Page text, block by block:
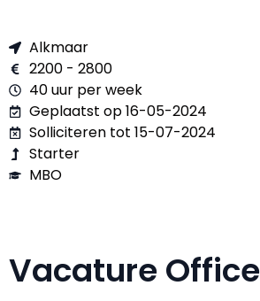
Alkmaar
2200 - 2800
40 uur per week
Geplaatst op 16-05-2024
Solliciteren tot 15-07-2024
Starter
MBO
Vacature